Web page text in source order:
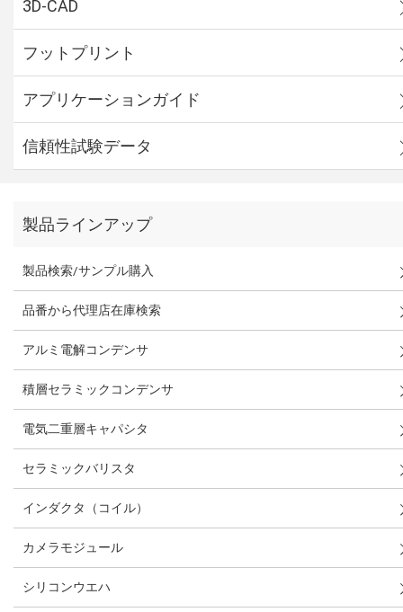
3D-CAD
フットプリント
アプリケーションガイド
信頼性試験データ
製品ラインアップ
製品検索/サンプル購入
品番から代理店在庫検索
アルミ電解コンデンサ
積層セラミックコンデンサ
電気二重層キャパシタ
セラミックバリスタ
インダクタ（コイル）
カメラモジュール
シリコンウエハ